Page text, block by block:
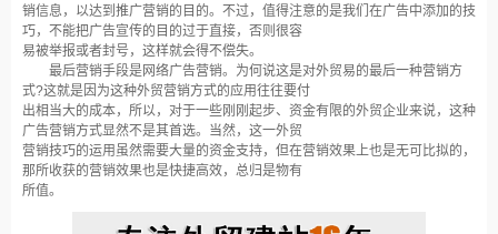
销信息，以达到推广营销的目的。不过，值得注意的是我们在广告中添加的技
巧，不能把广告宣传的目的过于直接，否则很容
易被举报或者封号，这样就会得不偿失。
最后营销手段是网络广告营销。为何说这是对外贸易的最后一种营销方
式?这就是因为这种外贸营销方式的应用往往要付
出相当大的成本，所以，对于一些刚刚起步、资金有限的外贸企业来说，这种
广告营销方式显然不是其首选。当然，这一外贸
营销技巧的运用虽然需要大量的资金支持，但在营销效果上也是无可比拟的，
那所收获的营销效果也是快捷高效，总归是物有
所值。